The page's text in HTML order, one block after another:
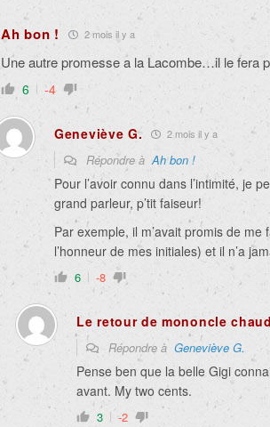
Ah bon ! 2 mois il y a
Une autre promesse a la Lacombe…il le fera
6 -4
Geneviève G. 2 mois il y a
Répondre àAh bon !
Pour l’avoir connu dans l’intimité, je
grand parleur, p’tit faiseur!
Par exemple, il m’avait promis de
l’honneur de mes initiales) et il n’a
6 -8
Le retour de mononcle
Répondre à Geneviève G.
Pense ben que la belle Gigi
avant. My two cents.
3 -2